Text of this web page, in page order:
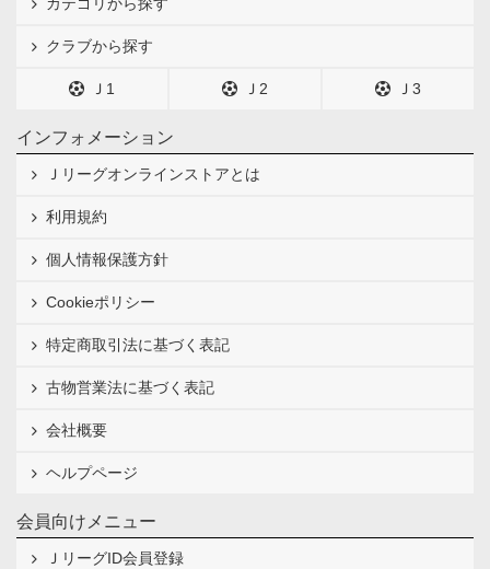
クラブから探す
Ｊ1 Ｊ2 Ｊ3
インフォメーション
Ｊリーグオンラインストアとは
利用規約
個人情報保護方針
Cookieポリシー
特定商取引法に基づく表記
古物営業法に基づく表記
会社概要
ヘルプページ
会員向けメニュー
ＪリーグID会員登録